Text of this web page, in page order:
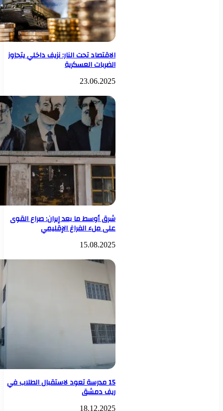
الاقتصاد تحت النار: نزيف داخلي يتجاوز
الضربات العسكرية
23.06.2025
شرق أوسط ما بعد إيران: صراع القوى
على ملء الفراغ الإقليمي
15.08.2025
15 مدرسة تعود لاستقبال الطلاب في
ريف دمشق
18.12.2025